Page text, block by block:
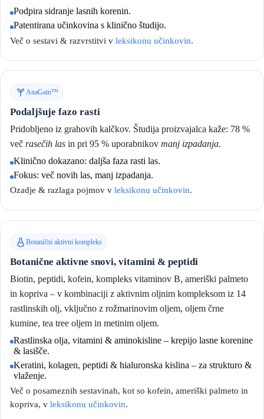
Podpira sidranje lasnih korenin.
Patentirana učinkovina s klinično študijo.
Več o sestavi & razvrstitvi v leksikonu učinkovin.
AnaGain™
Podaljšuje fazo rasti
Pridobljeno iz grahovih kalčkov. Študija proizvajalca kaže: 78 %
več rasečih las in pri 95 % uporabnikov manj izpadanja.
Klinično dokazano: daljša faza rasti las.
Fokus: več novih las, manj izpadanja.
Ozadje & razlaga pojmov v leksikonu učinkovin.
Botanični aktivni kompleks
Botanične aktivne snovi, vitamini & peptidi
Biotin, peptidi, kofein, kompleks vitaminov B, ameriški palmeto
in kopriva – v kombinaciji z aktivnim oljnim kompleksom iz 14
rastlinskih olj, vključno z rožmarinovim oljem, oljem črne
kumine, tea tree oljem in metinim oljem.
Rastlinska olja, vitamini & aminokisline – krepijo lasne korenine
& lasišče.
Keratini, kolagen, peptidi & hialuronska kislina – za strukturo &
vlaženje.
Več o posameznih sestavinah, kot so kofein, ameriški palmeto in
kopriva, v leksikonu učinkovin.